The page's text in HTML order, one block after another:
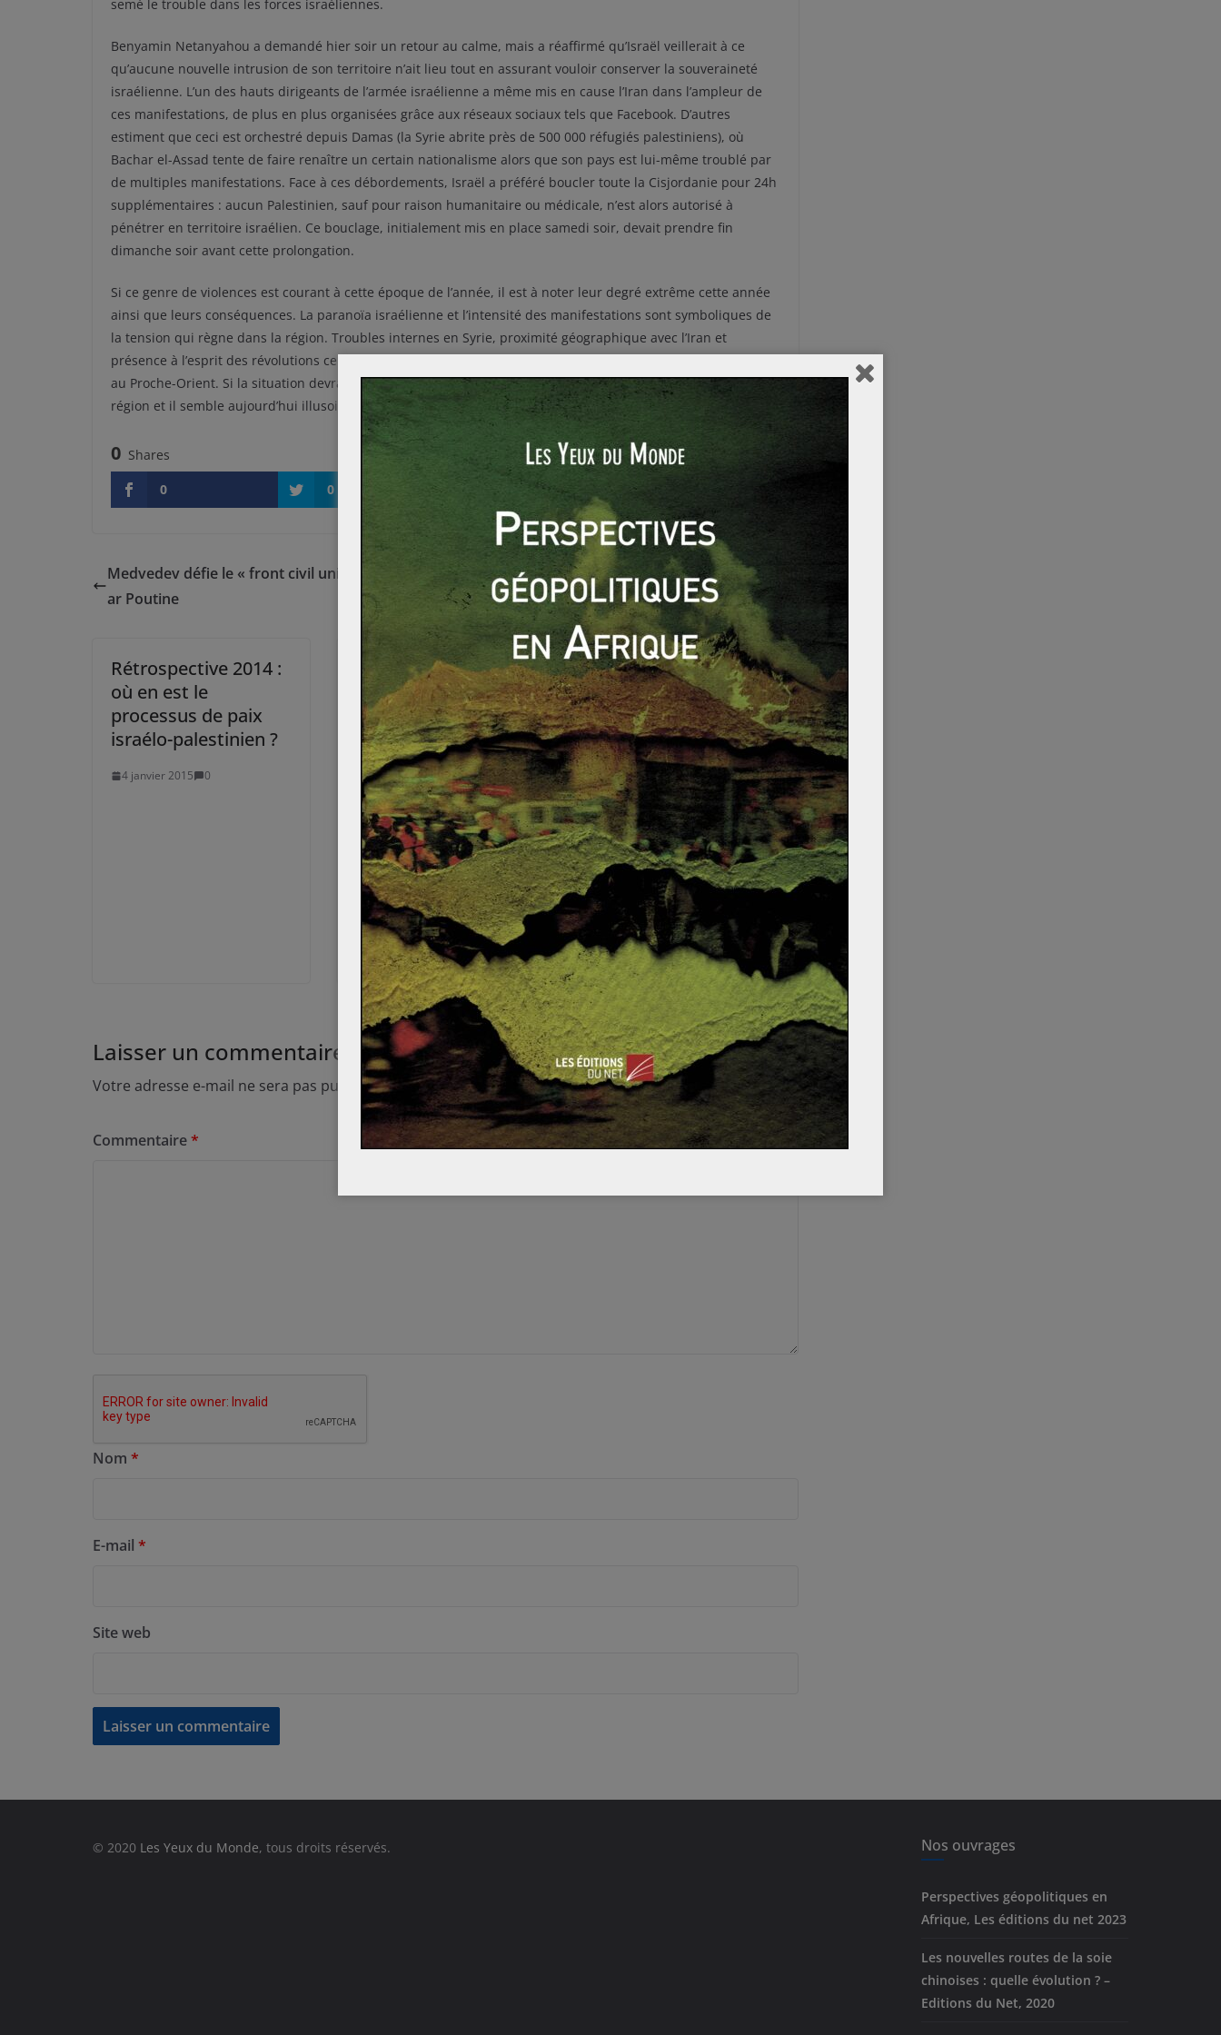
semé le trouble dans les forces israéliennes.
Benyamin Netanyahou a demandé hier soir un retour au calme, mais a réaffirmé qu’Israël veillerait à ce
qu’aucune nouvelle intrusion de son territoire n’ait lieu tout en assurant vouloir conserver la souveraineté
israélienne. L’un des hauts dirigeants de l’armée israélienne a même mis en cause l’Iran dans l’ampleur de
ces manifestations, de plus en plus organisées grâce aux réseaux sociaux tels que Facebook. D’autres
estiment que ceci est orchestré depuis Damas (la Syrie abrite près de 500 000 réfugiés palestiniens), où
Bachar el-Assad tente de faire renaître un certain nationalisme alors que son pays est lui-même troublé par
de multiples manifestations. Face à ces débordements, Israël a préféré boucler toute la Cisjordanie pour 24h
supplémentaires : aucun Palestinien, sauf pour raison humanitaire ou médicale, n’est alors autorisé à
pénétrer en territoire israélien. Ce bouclage, initialement mis en place samedi soir, devait prendre fin
dimanche soir avant cette prolongation.
Si ce genre de violences est courant à cette époque de l’année, il est à noter leur degré extrême cette année
ainsi que leurs conséquences. La paranoïa israélienne et l’intensité des manifestations sont symboliques de
la tension qui règne dans la région. Troubles internes en Syrie, proximité géographique avec l’Iran et
présence à l’esprit des révolutions ce printemps, un cocktail prêt à faire naître de nouvelles manifestations
au Proche-Orient. Si la situation devrait rapidement revenir à la normale, le futur reste incertain dans la
région et il semble aujourd’hui illusoire d’espérer atteindre une forme de stabilité.
0 Shares
0
0 0
Medvedev défie le « front civil unifié » souhaité p
ar Poutine
Retour sur les projections démographiques de
l’ONU pour le siècle à venir
Rétrospective 2014 :
où en est le
processus de paix
israélo-palestinien ?
4 janvier 2015 0
L’assaut israélien ou
la réconcialition
impossible
31 mai 2010 0
CPO #3 : l’islam
catalyseur du
radicalisme ;
entretien avec
Gerald Arboit.
6 septembre 2016 0
Laisser un commentaire
Votre adresse e-mail ne sera pas publiée.Les champs obligatoires sont indiqués avec
Commentaire*
Nom *
E-mail *
Site web
© 2020 Les Yeux du Monde, tous droits réservés. Nos ouvrages
Perspectives géopolitiques en
Afrique, Les éditions du net 2023
Les nouvelles routes de la soie
chinoises : quelle évolution ? –
Editions du Net, 2020